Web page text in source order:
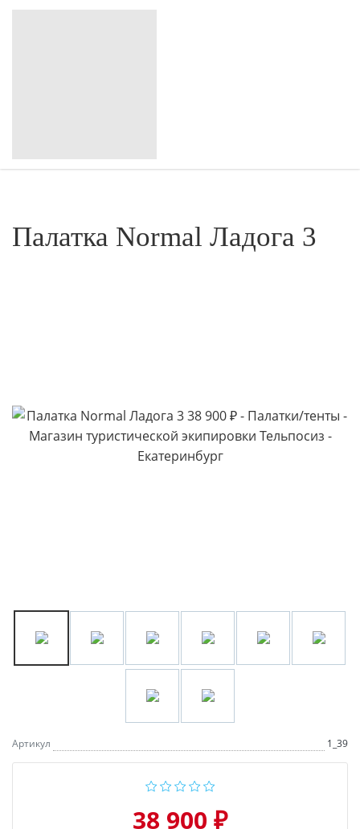
Палатка Normal Ладога 3
Артикул 1_39
38 900 ₽